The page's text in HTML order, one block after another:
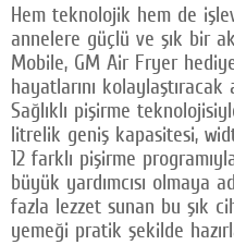
Hem teknolojik hem de
annelere güçlü ve şık bir
Mobile, GM Air Fryer
hayatlarını kolaylaştıracak
Sağlıklı pişirme
litrelik geniş kapasitesi,
12 farklı pişirme
büyük yardımcısı olmaya
fazla lezzet sunan bu şık
yemeği pratik şekilde